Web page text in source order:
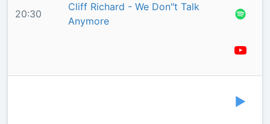
20:30
Cliff Richard - We Don"t Talk
Anymore